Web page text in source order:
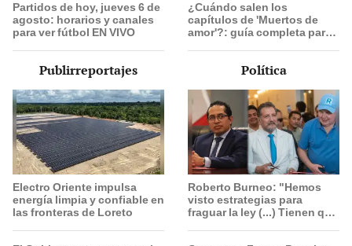
Partidos de hoy, jueves 6 de
agosto: horarios y canales
para ver fútbol EN VIVO
¿Cuándo salen los
capítulos de 'Muertos de
amor'?: guía completa para
Publirreportajes
Electro Oriente impulsa
energía limpia y confiable en
las fronteras de Loreto
Política
Roberto Burneo: "Hemos
visto estrategias para
fraguar la ley (...) Tienen que